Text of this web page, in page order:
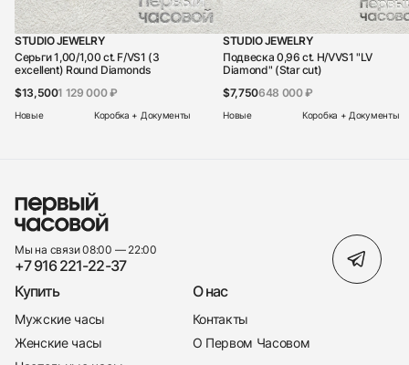
STUDIO JEWELRY
Серьги 1,00/1,00 ct. F/VS1 (3
excellent) Round Diamonds
$13,5001 129 000 ₽
Новые Коробка + Документы
STUDIO JEWELRY
Подвеска 0,96 ct. H/VVS1 "LV
Diamond" (Star cut)
$7,750648 000 ₽
Новые Коробка + Документы
Мы на связи 08:00 — 22:00
+7 916 221-22-37
Купить
Мужские часы
Женские часы
О нас
Контакты
О Первом Часовом